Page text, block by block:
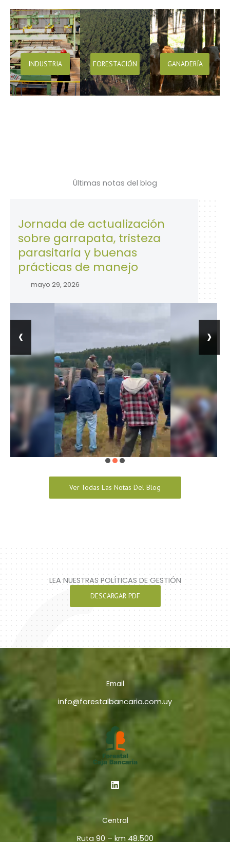
INDUSTRIA FORESTACIÓN GANADERÍA
Últimas notas del blog
de actualización
garrapata, tristeza
y buenas
de manejo
29, 2026
28
la
abril
‹ ›
Ver Todas Las Notas Del Blog
LEA NUESTRAS POLÍTICAS DE GESTIÓN
DESCARGAR PDF
Email
info@forestalbancaria.com.uy
Central
Ruta 90 – km 48.500